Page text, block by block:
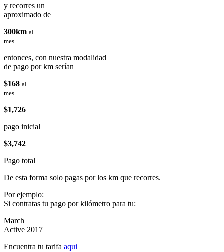
y recorres un
aproximado de
300km al
mes
entonces, con nuestra modalidad
de pago por km serían
$168 al
mes
$1,726
pago inicial
$3,742
Pago total
De esta forma solo pagas por los km que recorres.
Por ejemplo:
Si contratas tu pago por kilómetro para tu:
March
Active 2017
Encuentra tu tarifa aqui